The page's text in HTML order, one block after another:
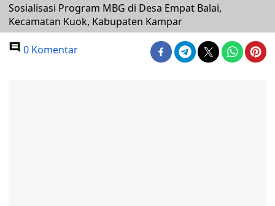
Sosialisasi Program MBG di Desa Empat Balai,
Kecamatan Kuok, Kabupaten Kampar
0 Komentar